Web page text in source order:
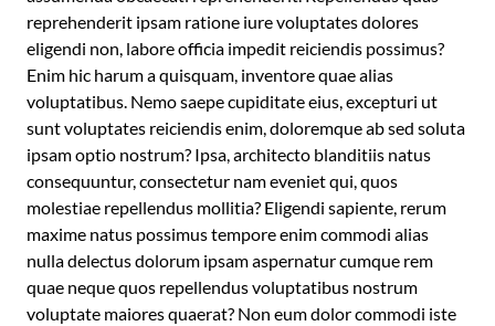
reprehenderit ipsam ratione iure voluptates dolores
eligendi non, labore officia impedit reiciendis possimus?
Enim hic harum a quisquam, inventore quae alias
voluptatibus. Nemo saepe cupiditate eius, excepturi ut
sunt voluptates reiciendis enim, doloremque ab sed soluta
ipsam optio nostrum? Ipsa, architecto blanditiis natus
consequuntur, consectetur nam eveniet qui, quos
molestiae repellendus mollitia? Eligendi sapiente, rerum
maxime natus possimus tempore enim commodi alias
nulla delectus dolorum ipsam aspernatur cumque rem
quae neque quos repellendus voluptatibus nostrum
voluptate maiores quaerat? Non eum dolor commodi iste